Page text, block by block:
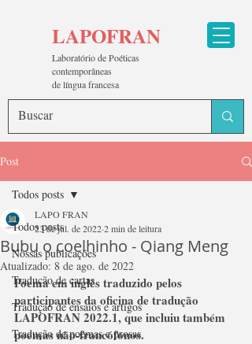
LAPOFRAN
Laboratório de Poéticas
contemporâneas
de língua francesa
Post
Todos posts
Nossas publicações
Tradução de cartas
Tradução de ensaios e artigos
Tradução de poemas e prosas
Todos posts
Bubu o coelhinho - Qiang Meng
LAPO FRAN
23 de jul. de 20222 min de leitura
Atualizado: 8 de ago. de 2022
Poema em inglês traduzido pelos
participantes da oficina de tradução
LAPOFRAN 2022.1, que incluiu também
poemas não-francófonos.